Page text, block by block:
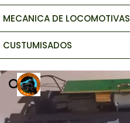
MECANICA DE LOCOMOTIVAS
CUSTUMISADOS